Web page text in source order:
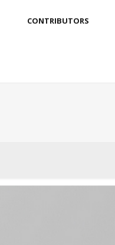
CONTRIBUTORS